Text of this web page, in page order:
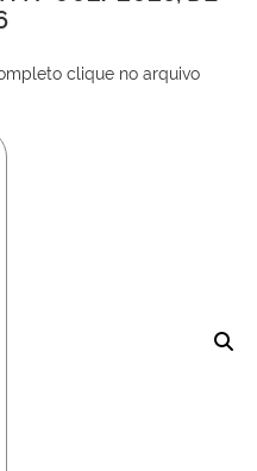
clique no arquivo